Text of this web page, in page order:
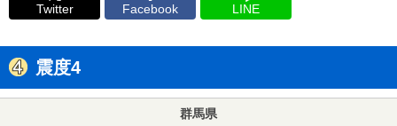
Twitter Facebook LINE
震度4
群馬県